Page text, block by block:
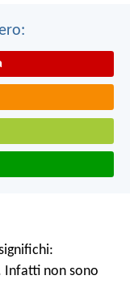
Infatti non sono